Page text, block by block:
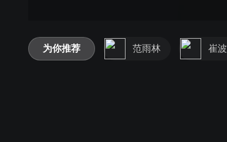
为你推荐 范雨林 崔波